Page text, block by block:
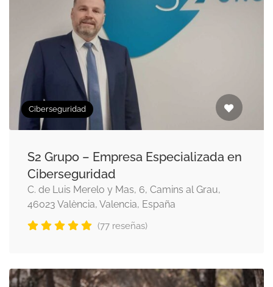
Ciberseguridad
S2 Grupo – Empresa Especializada en
Ciberseguridad
C. de Luis Merelo y Mas, 6, Camins al Grau,
46023 València, Valencia, España
(77 reseñas)